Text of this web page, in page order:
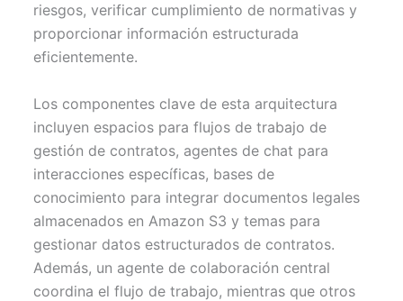
riesgos, verificar cumplimiento de normativas y
proporcionar información estructurada
eficientemente.
Los componentes clave de esta arquitectura
incluyen espacios para flujos de trabajo de
gestión de contratos, agentes de chat para
interacciones específicas, bases de
conocimiento para integrar documentos legales
almacenados en Amazon S3 y temas para
gestionar datos estructurados de contratos.
Además, un agente de colaboración central
coordina el flujo de trabajo, mientras que otros